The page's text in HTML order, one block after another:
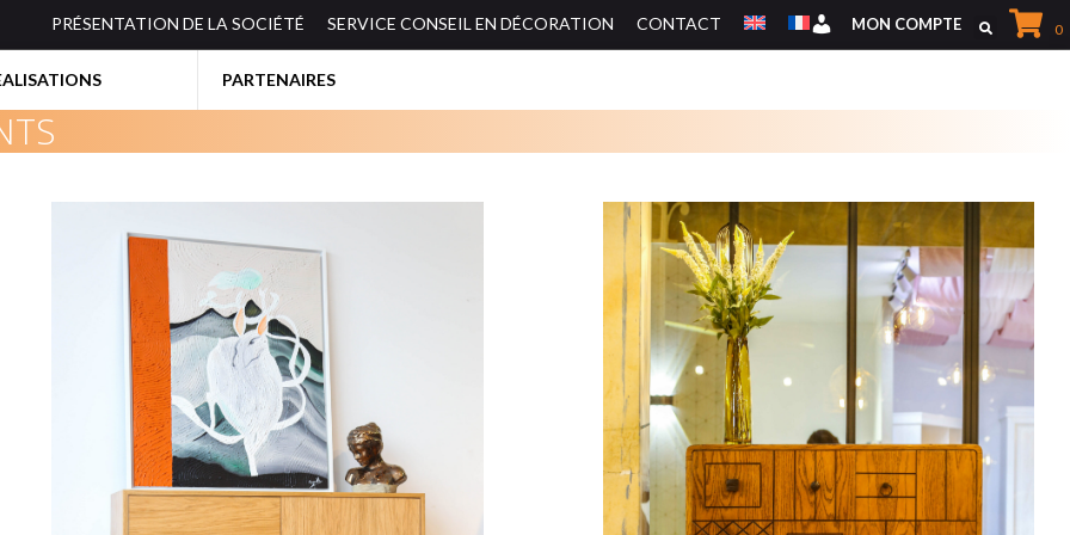
PRÉSENTATION DE LA SOCIÉTÉ SERVICE CONSEIL EN DÉCORATION CONTACT Mon Compte
MON COMPTE 0
MEUBLES TV
PARTENAIRES